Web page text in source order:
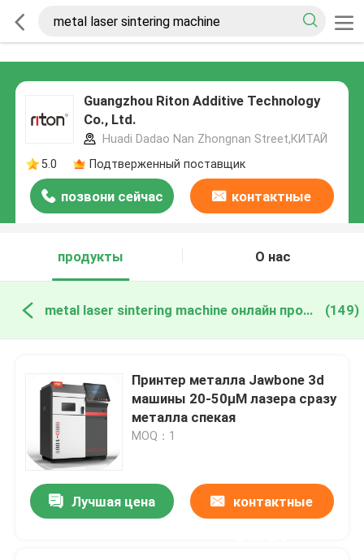
Guangzhou Riton Additive Technology
Co., Ltd.
Huadi Dadao Nan Zhongnan Street,КИТАЙ
5.0
Подтверженный поставщик
позвони сейчас контактные
продукты
О нас
metal laser sintering machine онлайн производство (149)
Принтер металла Jawbone 3d
машины 20-50μM лазера сразу
металла спекая
MOQ：1
Лучшая цена контактные